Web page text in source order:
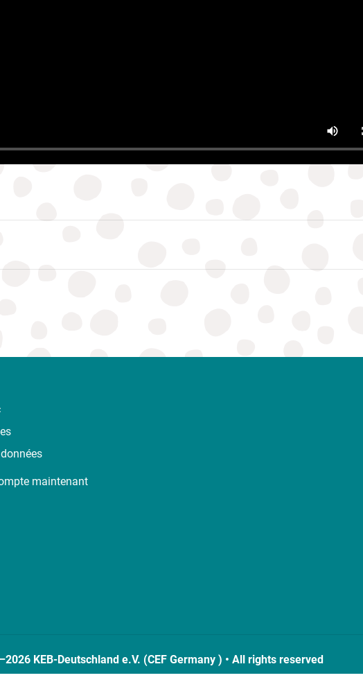
maintenant
KEB-Deutschland e.V. (CEF Germany ) • All rights reserved